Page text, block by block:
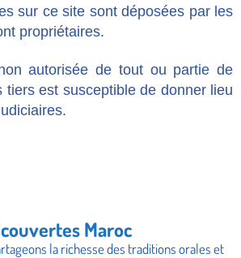
sur ce site sont déposées par les
propriétaires.
autorisée de tout ou partie de
tiers est susceptible de donner lieu
Maroc
la richesse des traditions orales et